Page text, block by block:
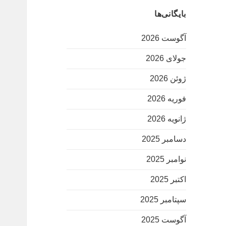
بایگانی‌ها
آگوست 2026
جولای 2026
ژوئن 2026
فوریه 2026
ژانویه 2026
دسامبر 2025
نوامبر 2025
اکتبر 2025
سپتامبر 2025
آگوست 2025